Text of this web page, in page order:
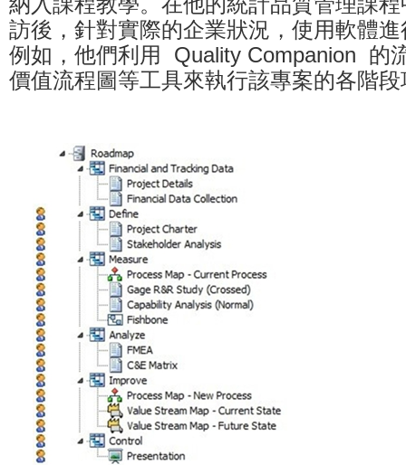
訪後，針對實際的企業狀況，使用軟體
例如，他們利用 Quality Companion 的
價值流程圖等工具來執行該專案的各階